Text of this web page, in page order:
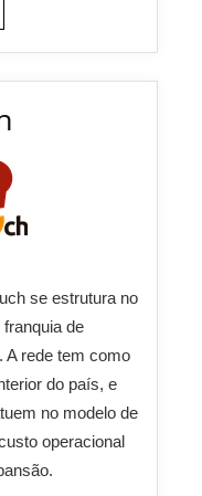
se estrutura no
de
A rede tem como
do país, e
no modelo de
operacional